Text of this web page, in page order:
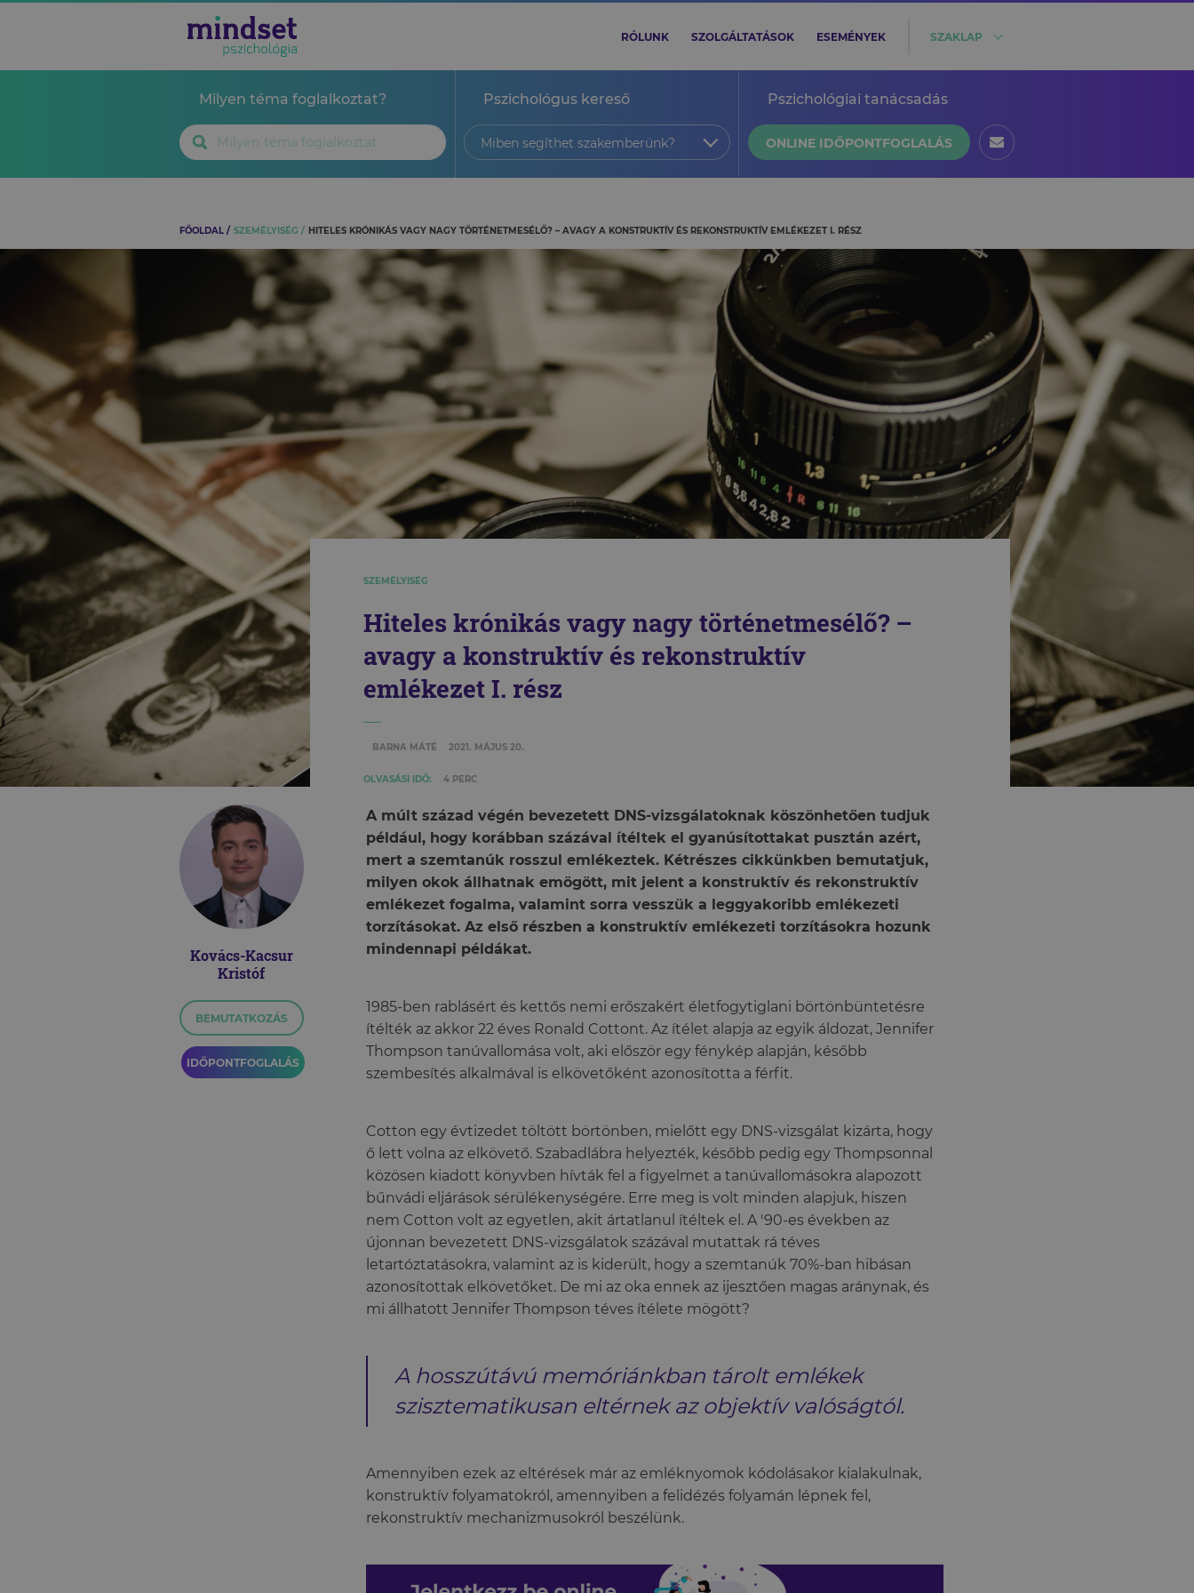
RÓLUNK SZOLGÁLTATÁSOK ESEMÉNYEK SZAKLAP
Milyen téma foglalkoztat? Pszichológus kereső
Miben segíthet szakemberünk?
Pszichológiai tanácsadás
ONLINE IDŐPONTFOGLALÁS
FŐOLDAL SZEMÉLYISÉG HITELES KRÓNIKÁS VAGY NAGY TÖRTÉNETMESÉLŐ? – AVAGY A KONSTRUKTÍV ÉS REKONSTRUKTÍV EMLÉKEZET I. RÉSZ
SZEMÉLYISÉG
Hiteles krónikás vagy nagy történetmesélő? –
avagy a konstruktív és rekonstruktív
emlékezet I. rész
BARNA MÁTÉ 2021. MÁJUS 20.
OLVASÁSI IDŐ: 4 PERC
Kovács-Kacsur
Kristóf
BEMUTATKOZÁS
IDŐPONTFOGLALÁS
A múlt század végén bevezetett DNS-vizsgálatoknak köszönhetően tudjuk
például, hogy korábban százával ítéltek el gyanúsítottakat pusztán azért,
mert a szemtanúk rosszul emlékeztek. Kétrészes cikkünkben bemutatjuk,
milyen okok állhatnak emögött, mit jelent a konstruktív és rekonstruktív
emlékezet fogalma, valamint sorra vesszük a leggyakoribb emlékezeti
torzításokat. Az első részben a konstruktív emlékezeti torzításokra hozunk
mindennapi példákat.
1985-ben rablásért és kettős nemi erőszakért életfogytiglani börtönbüntetésre
ítélték az akkor 22 éves Ronald Cottont. Az ítélet alapja az egyik áldozat, Jennifer
Thompson tanúvallomása volt, aki először egy fénykép alapján, később
szembesítés alkalmával is elkövetőként azonosította a férfit.
Cotton egy évtizedet töltött börtönben, mielőtt egy DNS-vizsgálat kizárta, hogy
ő lett volna az elkövető. Szabadlábra helyezték, később pedig egy Thompsonnal
közösen kiadott könyvben hívták fel a figyelmet a tanúvallomásokra alapozott
bűnvádi eljárások sérülékenységére. Erre meg is volt minden alapjuk, hiszen
nem Cotton volt az egyetlen, akit ártatlanul ítéltek el. A '90-es években az
újonnan bevezetett DNS-vizsgálatok százával mutattak rá téves
letartóztatásokra, valamint az is kiderült, hogy a szemtanúk 70%-ban hibásan
azonosítottak elkövetőket. De mi az oka ennek az ijesztően magas aránynak, és
mi állhatott Jennifer Thompson téves ítélete mögött?
A hosszútávú memóriánkban tárolt emlékek
szisztematikusan eltérnek az objektív valóságtól.
Amennyiben ezek az eltérések már az emléknyomok kódolásakor kialakulnak,
konstruktív folyamatokról, amennyiben a felidézés folyamán lépnek fel,
rekonstruktív mechanizmusokról beszélünk.